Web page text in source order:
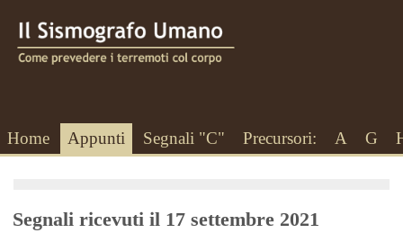
Home Appunti Segnali "C" Precursori: A G
Segnali ricevuti il 17 settembre 2021